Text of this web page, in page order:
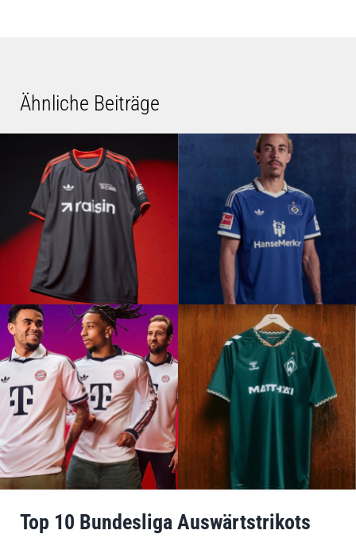
Ähnliche Beiträge
Top 10 Bundesliga Auswärtstrikots